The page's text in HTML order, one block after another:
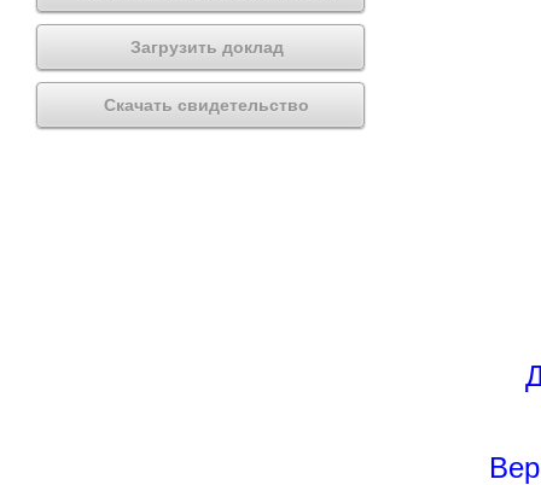
Загрузить доклад
Скачать свидетельство